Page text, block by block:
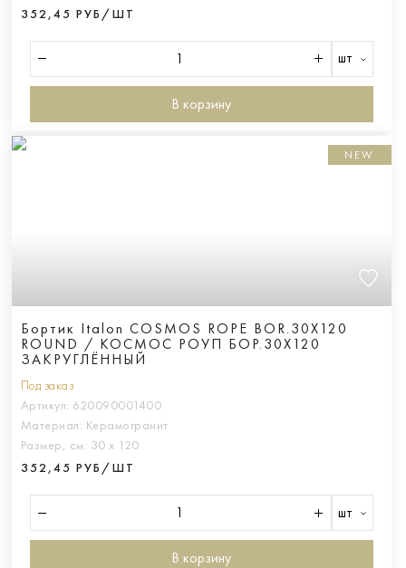
352,45 РУБ/ШТ
шт
В корзину
NEW
Бортик Italon COSMOS ROPE BOR.30X120
ROUND / КОСМОС РОУП БОР.30X120
ЗАКРУГЛЁННЫЙ
Под заказ
Артикул: 620090001400
Материал: Керамогранит
Размер, см: 30 х 120
352,45 РУБ/ШТ
шт
В корзину